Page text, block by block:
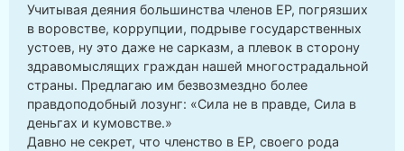
Учитывая деяния большинства членов ЕР, погрязших
в воровстве, коррупции, подрыве государственных
устоев, ну это даже не сарказм, а плевок в сторону
здравомыслящих граждан нашей многострадальной
страны. Предлагаю им безвозмездно более
правдоподобный лозунг: «Сила не в правде, Сила в
деньгах и кумовстве.»
Давно не секрет, что членство в ЕР, своего рода